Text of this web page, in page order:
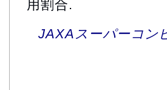
用割合.
JAXAスーパーコン